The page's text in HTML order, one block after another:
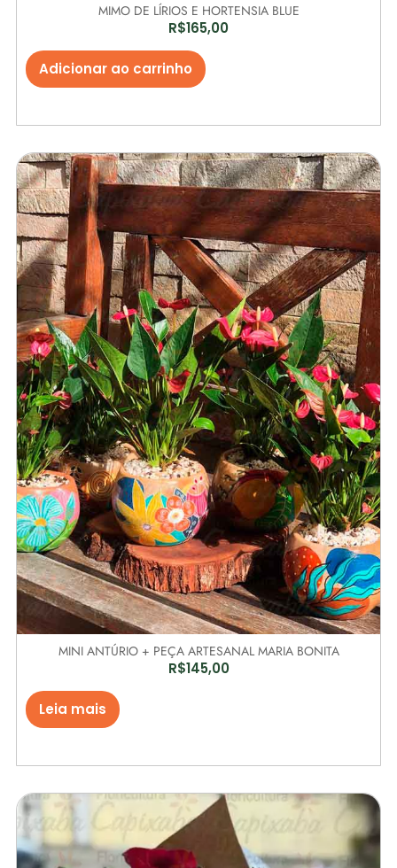
MIMO DE LÍRIOS E HORTENSIA BLUE
R$165,00
Adicionar ao carrinho
MINI ANTÚRIO + PEÇA ARTESANAL MARIA BONITA
R$145,00
Leia mais